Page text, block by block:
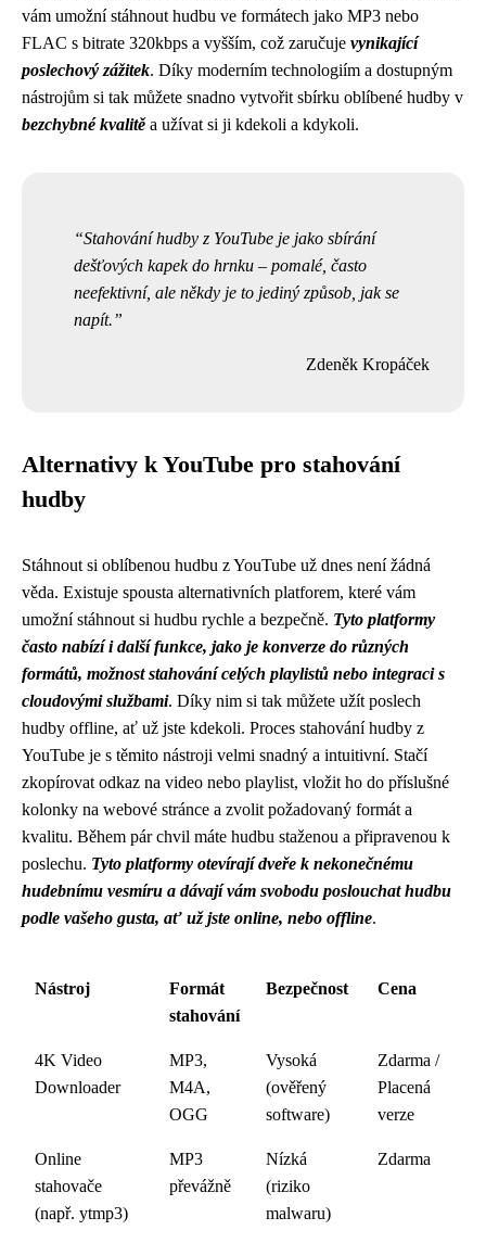
vám umožní stáhnout hudbu ve formátech jako MP3 nebo
FLAC s bitrate 320kbps a vyšším, což zaručuje vynikající
poslechový zážitek. Díky moderním technologiím a dostupným
nástrojům si tak můžete snadno vytvořit sbírku oblíbené hudby v
bezchybné kvalitěa užívat si ji kdekoli a kdykoli.
Stahování hudby z YouTube je jako sbírání
dešťových kapek do hrnku – pomalé, často
neefektivní, ale někdy je to jediný způsob, jak se
napít.
Zdeněk Kropáček
Alternativy k YouTube pro stahování
hudby
Stáhnout si oblíbenou hudbu z YouTube už dnes není žádná
věda. Existuje spousta alternativních platforem, které vám
umožní stáhnout si hudbu rychle a bezpečně. Tyto platformy
často nabízí i další funkce, jako je konverze do různých
formátů, možnost stahování celých playlistů nebo integraci s
cloudovými službami. Díky nim si tak můžete užít poslech
hudby offline, ať už jste kdekoli. Proces stahování hudby z
YouTube je s těmito nástroji velmi snadný a intuitivní. Stačí
zkopírovat odkaz na video nebo playlist, vložit ho do příslušné
kolonky na webové stránce a zvolit požadovaný formát a
kvalitu. Během pár chvil máte hudbu staženou a připravenou k
poslechu. Tyto platformy otevírají dveře k nekonečnému
hudebnímu vesmíru a dávají vám svobodu poslouchat hudbu
podle vašeho gusta, ať už jste online, nebo offline.
Nástroj
Formát
stahování
Bezpečnost Cena
4K Video
Downloader
MP3,
M4A,
OGG
Vysoká
(ověřený
software)
Zdarma /
Placená
verze
Online
stahovače
(např. ytmp3)
MP3
převážně
Nízká
(riziko
malwaru)
Zdarma